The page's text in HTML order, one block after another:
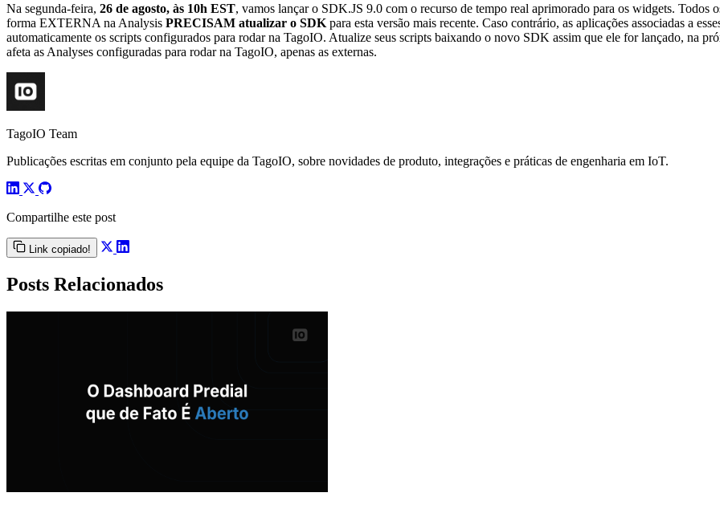
Na segunda-feira, 26 de agosto, às 10h EST, vamos lançar o SDK.JS 9.0 com o recurso de tempo real aprimorado para os widgets. Todos
forma EXTERNA na Analysis PRECISAM atualizar o SDK para esta versão mais recente. Caso contrário, as aplicações associadas a
automaticamente os scripts configurados para rodar na TagoIO. Atualize seus scripts baixando o novo SDK assim que ele for lançado, na
afeta as Analyses configuradas para rodar na TagoIO, apenas as externas.
TagoIO Team
Publicações escritas em conjunto pela equipe da TagoIO, sobre novidades de produto, integrações e práticas de engenharia em IoT.
Compartilhe este post
Link copiado!
Posts Relacionados